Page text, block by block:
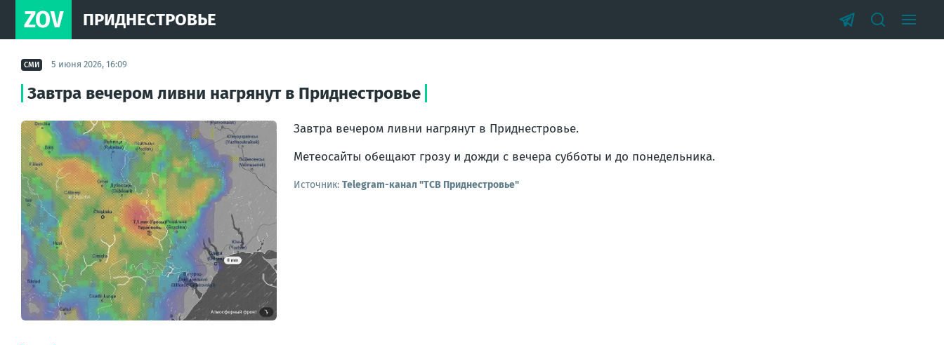
ZOV ПРИДНЕСТРОВЬЕ
СМИ 5 июня 2026, 16:09
Завтра вечером ливни нагрянут в Приднестровье
Завтра вечером ливни нагрянут в Приднестровье.
Метеосайты обещают грозу и дожди с вечера субботы и до понедельника.
Источник: Telegram-канал "ТСВ Приднестровье"